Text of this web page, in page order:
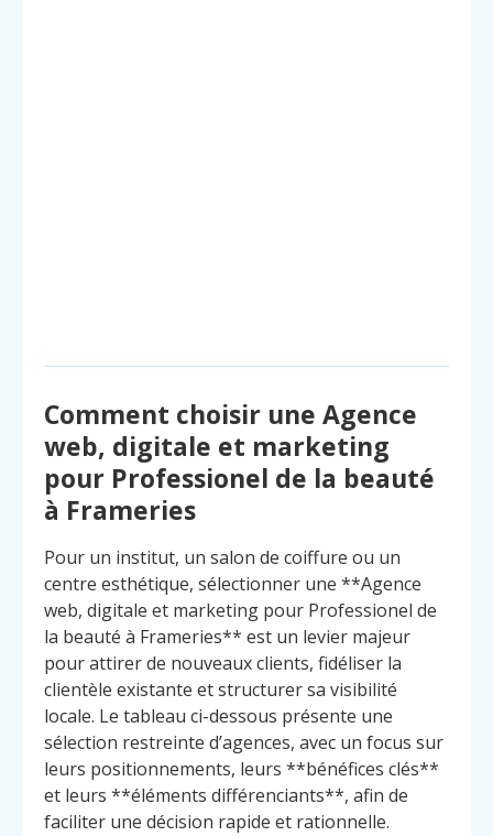
Comment choisir une Agence
web, digitale et marketing
pour Professionel de la beauté
à Frameries
Pour un institut, un salon de coiffure ou un
centre esthétique, sélectionner une **Agence
web, digitale et marketing pour Professionel de
la beauté à Frameries** est un levier majeur
pour attirer de nouveaux clients, fidéliser la
clientèle existante et structurer sa visibilité
locale. Le tableau ci-dessous présente une
sélection restreinte d’agences, avec un focus sur
leurs positionnements, leurs **bénéfices clés**
et leurs **éléments différenciants**, afin de
faciliter une décision rapide et rationnelle.